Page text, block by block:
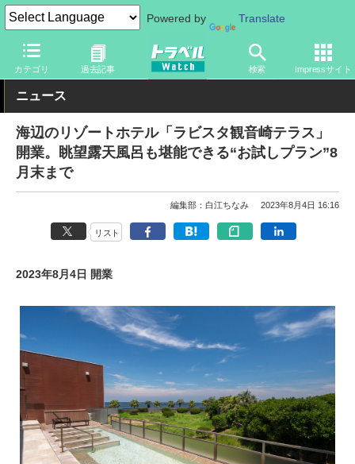
Powered by Translate
カテゴリ 過去記事 検索 Impressサイト
トラベル Watch 旅の情報 ホテル・旅館 宿泊
ニュース
海辺のリゾートホテル「ラビスタ観音崎テラス」
開業。眺望露天風呂も堪能できる“お試しプラン”8
月末まで
編集部：白江ちなみ 2023年8月4日 16:16
リスト
2023年8月4日 開業